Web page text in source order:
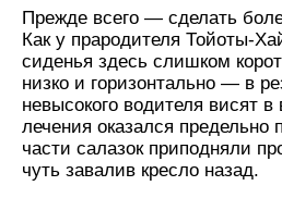
Прежде всего — сделать
Как у прародителя Тойоты-
сиденья здесь слишком
низко и горизонтально — в
невысокого водителя висят в
лечения оказался предельно
части салазок приподняли
чуть завалив кресло назад.